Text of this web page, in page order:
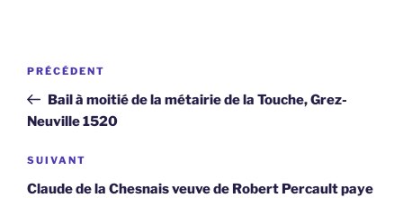
Navigation
l’article
Article
précédent
PRÉCÉDENT
Bail à moitié de la métairie de la Touche, Grez-
Neuville 1520
Article
suivant
SUIVANT
Claude de la Chesnais veuve de Robert Percault paye